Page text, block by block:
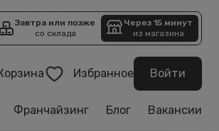
Завтра или позже
со склада
Через 15 минут
из магазина
Избранное Войти
Франчайзинг Блог Вакансии